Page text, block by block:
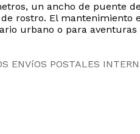
un ancho de puente
rostro. El mantenimiento
urbano o para aventuras
ENVíOS POSTALES